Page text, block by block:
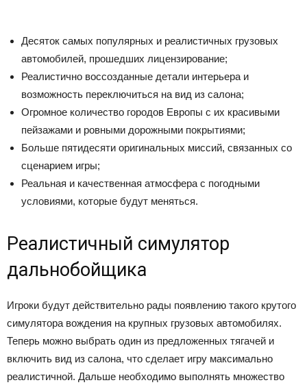
Десяток самых популярных и реалистичных грузовых
автомобилей, прошедших лицензирование;
Реалистично воссозданные детали интерьера и
возможность переключиться на вид из салона;
Огромное количество городов Европы с их красивыми
пейзажами и ровными дорожными покрытиями;
Больше пятидесяти оригинальных миссий, связанных со
сценарием игры;
Реальная и качественная атмосфера с погодными
условиями, которые будут меняться.
Реалистичный симулятор
дальнобойщика
Игроки будут действительно рады появлению такого крутого
симулятора вождения на крупных грузовых автомобилях.
Теперь можно выбрать один из предложенных тягачей и
включить вид из салона, что сделает игру максимально
реалистичной. Дальше необходимо выполнять множество